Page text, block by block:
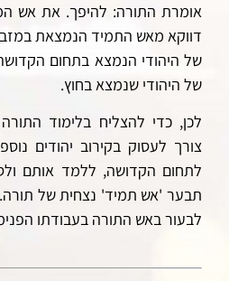
אומרת התורה: להיפך. את אש
דווקא מאש התמיד הנמצאת
של היהודי הנמצא בתחום
של היהודי שנמצא בחוץ.
לכן, כדי להצליח בלימוד התורה
צורך לעסוק בקירוב יהודים
לתחום הקדושה, ללמד אותם
תבער 'אש תמיד' נצחית של תורה.
לבעור באש התורה בעבודתו